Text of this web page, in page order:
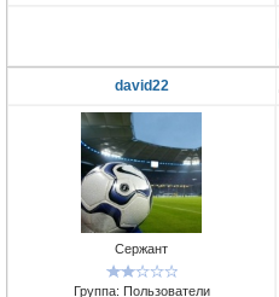
david22
Сержант
Группа: Пользователи